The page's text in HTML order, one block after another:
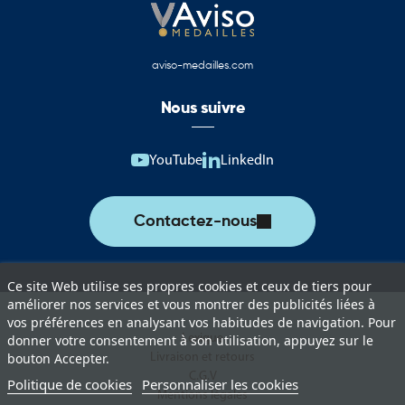
Oriflammes du Conseil départemental de l’Ain pour la
signalétique événementielle.
Drapeaux de table pour les bureaux, salles de réunion et espaces
Guirlandes décoratives pour les manifestations locales et
valoriser l’identité du département lors des événements
institutionnels, des rencontres officielles et des cérémonies
publiques. Ils constituent des supports de représentation
particulièrement adaptés aux collectivités et organismes publics.
Les pavillons pour mât offrent une visibilité optimale sur les
bâtiments administratifs, les établissements départementaux, les
infrastructures sportives ou culturelles et les sites accueillant du
public.
Les oriflammes assurent une communication visuelle efficace lors
Ce site Web utilise ses propres cookies et ceux de tiers pour
améliorer nos services et vous montrer des publicités liées à
vos préférences en analysant vos habitudes de navigation. Pour
donner votre consentement à son utilisation, appuyez sur le
bouton Accepter.
Politique de cookies Personnaliser les cookies
aviso-medailles.com
Nous suivre
YouTube LinkedIn
Contactez-nous
Lexique
Mentions légales